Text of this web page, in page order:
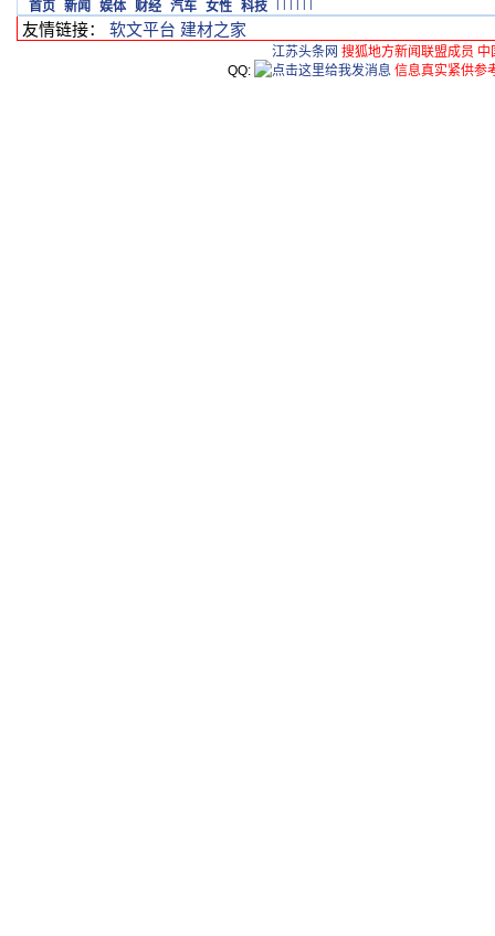
首页 新闻 娱体 财经 汽车 女性 科技
友情链接： 软文平台 建材之家
江苏头条网 搜狐地方新闻联盟成员
QQ:
信息真实紧供参